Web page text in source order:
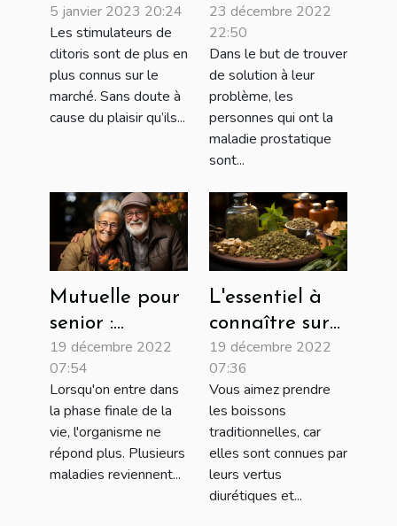
stimulateurs
de clitoris
5 janvier 2023 20:24
Les stimulateurs de
clitoris sont de plus en
plus connus sur le
marché. Sans doute à
cause du plaisir qu’ils...
des médecins
sur le
Prostalim XR ?
23 décembre 2022
22:50
Dans le but de trouver
de solution à leur
problème, les
personnes qui ont la
maladie prostatique
sont...
Mutuelle pour
senior :
avantages et
critère de
choix
19 décembre 2022
07:54
Lorsqu'on entre dans
la phase finale de la
vie, l'organisme ne
répond plus. Plusieurs
maladies reviennent...
L'essentiel à
connaître sur
le maté
19 décembre 2022
07:36
Vous aimez prendre
les boissons
traditionnelles, car
elles sont connues par
leurs vertus
diurétiques et...